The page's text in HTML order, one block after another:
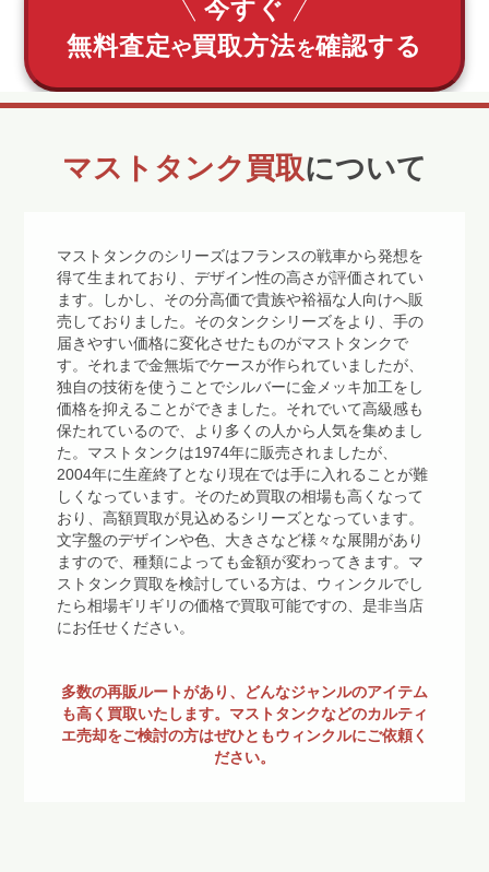
今すぐ
無料査定や買取方法を確認する
マストタンク買取について
マストタンクのシリーズはフランスの戦車から発想を
得て生まれており、デザイン性の高さが評価されてい
ます。しかし、その分高価で貴族や裕福な人向けへ販
売しておりました。そのタンクシリーズをより、手の
届きやすい価格に変化させたものがマストタンクで
す。それまで金無垢でケースが作られていましたが、
独自の技術を使うことでシルバーに金メッキ加工をし
価格を抑えることができました。それでいて高級感も
保たれているので、より多くの人から人気を集めまし
た。マストタンクは1974年に販売されましたが、
2004年に生産終了となり現在では手に入れることが難
しくなっています。そのため買取の相場も高くなって
おり、高額買取が見込めるシリーズとなっています。
文字盤のデザインや色、大きさなど様々な展開があり
ますので、種類によっても金額が変わってきます。マ
ストタンク買取を検討している方は、ウィンクルでし
たら相場ギリギリの価格で買取可能ですの、是非当店
にお任せください。
多数の再販ルートがあり、どんなジャンルのアイテム
も高く買取いたします。マストタンクなどのカルティ
エ売却をご検討の方はぜひともウィンクルにご依頼く
ださい。